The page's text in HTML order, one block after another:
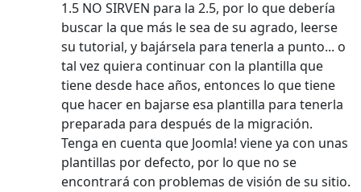
1.5 NO SIRVEN para la 2.5, por lo que debería
buscar la que más le sea de su agrado, leerse
su tutorial, y bajársela para tenerla a punto... o
tal vez quiera continuar con la plantilla que
tiene desde hace años, entonces lo que tiene
que hacer en bajarse esa plantilla para tenerla
preparada para después de la migración.
Tenga en cuenta que Joomla! viene ya con unas
plantillas por defecto, por lo que no se
encontrará con problemas de visión de su sitio.